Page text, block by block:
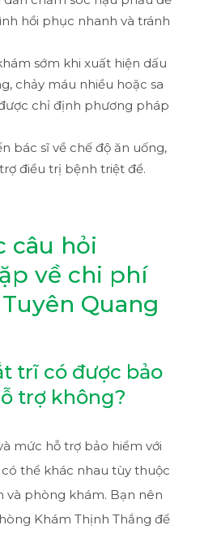
hồi phục nhanh và tránh
sớm khi xuất hiện dấu
chảy máu nhiều hoặc sa
chỉ định phương pháp
bác sĩ về chế độ ăn uống,
điều trị bệnh triệt để.
câu hỏi
về chi phí
Quang
trĩ có được bảo
trợ không?
mức hỗ trợ bảo hiểm với
thể khác nhau tùy thuộc
và phòng khám. Bạn nên
Khám Thịnh Thắng để